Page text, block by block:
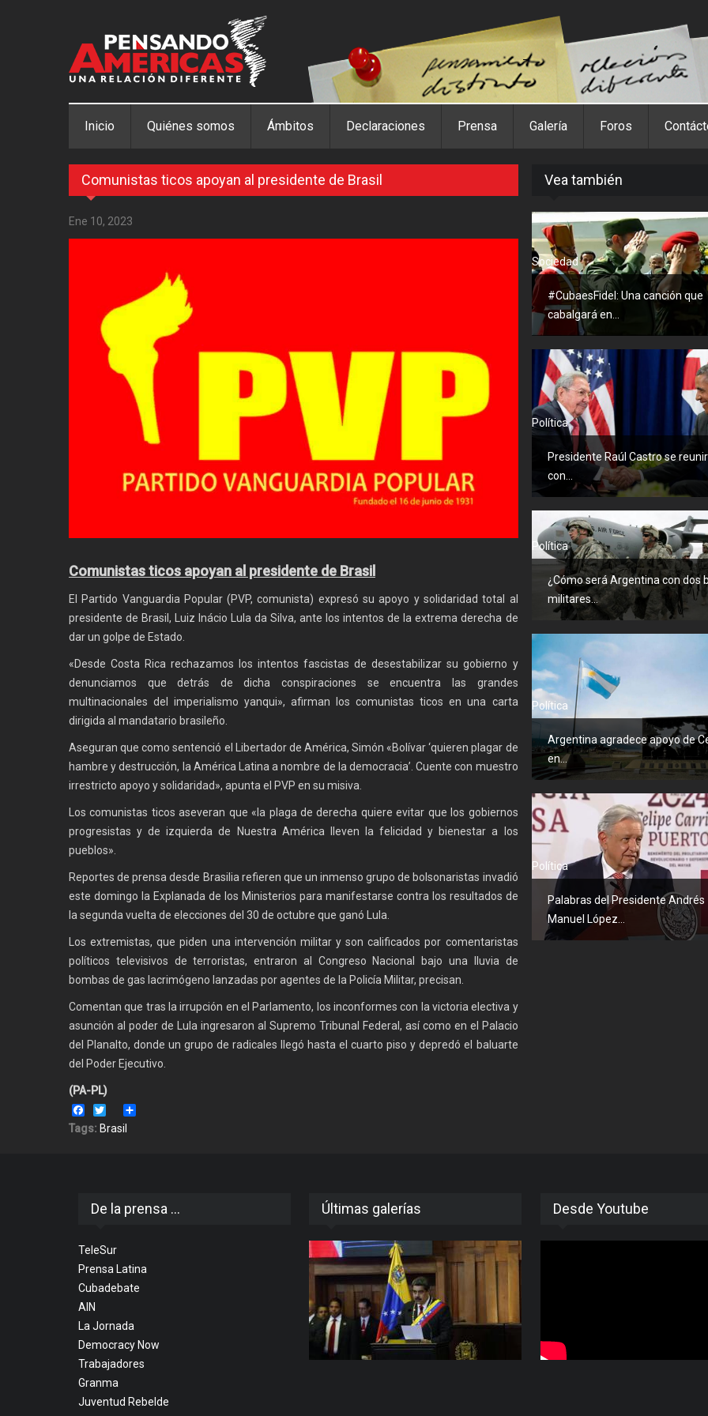
Inicio Quiénes somos Ámbitos Declaraciones Prensa Galería Foros
Comunistas ticos apoyan al presidente de Brasil
Ene 10, 2023
Comunistas ticos apoyan al presidente de Brasil
El Partido Vanguardia Popular (PVP, comunista) expresó su apoyo y solidaridad total al
presidente de Brasil, Luiz Inácio Lula da Silva, ante los intentos de la extrema derecha de
dar un golpe de Estado.
«Desde Costa Rica rechazamos los intentos fascistas de desestabilizar su gobierno y
denunciamos que detrás de dicha conspiraciones se encuentra las grandes
multinacionales del imperialismo yanqui», afirman los comunistas ticos en una carta
dirigida al mandatario brasileño.
Aseguran que como sentenció el Libertador de América, Simón «Bolívar ‘quieren plagar de
hambre y destrucción, la América Latina a nombre de la democracia’. Cuente con muestro
irrestricto apoyo y solidaridad», apunta el PVP en su misiva.
Los comunistas ticos aseveran que «la plaga de derecha quiere evitar que los gobiernos
progresistas y de izquierda de Nuestra América lleven la felicidad y bienestar a los
pueblos».
Reportes de prensa desde Brasilia refieren que un inmenso grupo de bolsonaristas invadió
este domingo la Explanada de los Ministerios para manifestarse contra los resultados de
la segunda vuelta de elecciones del 30 de octubre que ganó Lula.
Los extremistas, que piden una intervención militar y son calificados por comentaristas
políticos televisivos de terroristas, entraron al Congreso Nacional bajo una lluvia de
bombas de gas lacrimógeno lanzadas por agentes de la Policía Militar, precisan.
Comentan que tras la irrupción en el Parlamento, los inconformes con la victoria electiva y
asunción al poder de Lula ingresaron al Supremo Tribunal Federal, así como en el Palacio
del Planalto, donde un grupo de radicales llegó hasta el cuarto piso y depredó el baluarte
del Poder Ejecutivo.
(PA-PL)
Facebook
Twitter
Tags: Brasil
Vea también
Sociedad
#CubaesFidel: Una canción que
cabalgará en...
Política
Presidente Raúl Castro se
con...
Política
¿Cómo será Argentina con dos
militares...
Política
Argentina agradece apoyo de
en...
Política
Palabras del Presidente Andrés
Manuel López...
De la prensa ...
TeleSur
Prensa Latina
Cubadebate
AIN
La Jornada
Democracy Now
Trabajadores
Granma
Juventud Rebelde
Últimas galerías Desde Youtube